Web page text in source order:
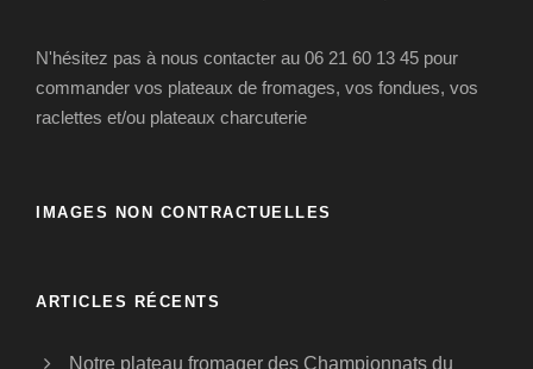
N'hésitez pas à nous contacter au 06 21 60 13 45 pour
commander vos plateaux de fromages, vos fondues, vos
raclettes et/ou plateaux charcuterie
IMAGES NON CONTRACTUELLES
ARTICLES RÉCENTS
Notre plateau fromager des Championnats du